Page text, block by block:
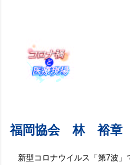
福岡協会 林 裕章
新型コロナウイルス「第7波」